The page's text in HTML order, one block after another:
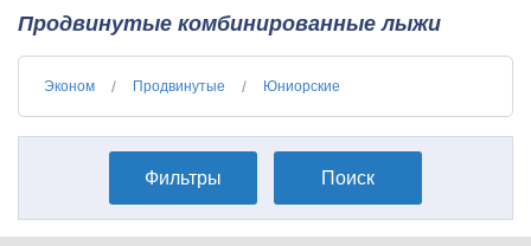
Продвинутые комбинированные лыжи
Эконом Продвинутые Юниорские
Фильтры Поиск